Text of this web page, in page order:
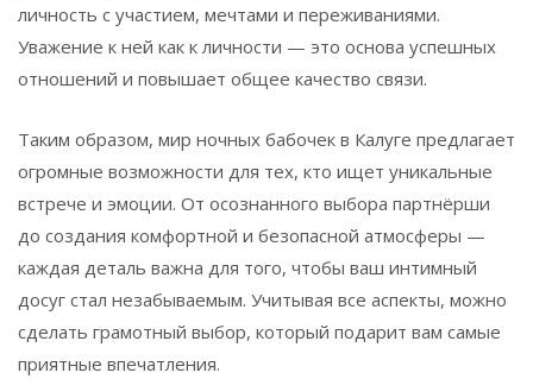
личность с участием, мечтами и переживаниями.
Уважение к ней как к личности — это основа успешных
отношений и повышает общее качество связи.
Таким образом, мир ночных бабочек в Калуге предлагает
огромные возможности для тех, кто ищет уникальные
встрече и эмоции. От осознанного выбора партнёрши
до создания комфортной и безопасной атмосферы —
каждая деталь важна для того, чтобы ваш интимный
досуг стал незабываемым. Учитывая все аспекты, можно
сделать грамотный выбор, который подарит вам самые
приятные впечатления.